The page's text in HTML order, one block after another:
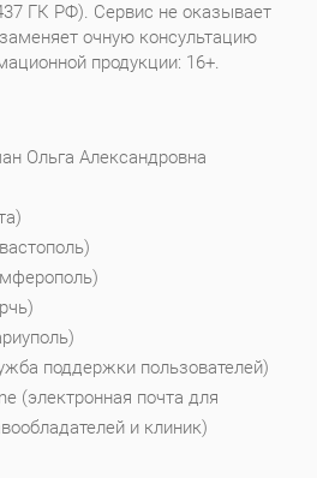
ГК РФ). Сервис не оказывает
очную консультацию
продукции: 16+.
Ольга Александровна
поддержки пользователей)
(электронная почта для
и клиник)